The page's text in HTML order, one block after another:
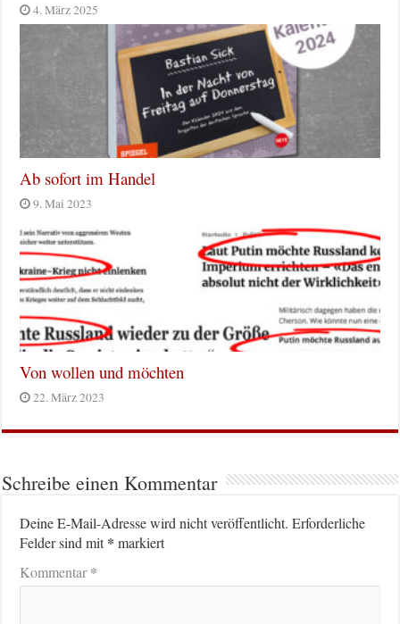
4. März 2025
Ab sofort im Handel
9. Mai 2023
Von wollen und möchten
22. März 2023
Schreibe einen Kommentar
Deine E-Mail-Adresse wird nicht veröffentlicht. Erforderliche
Felder sind mit* markiert
Kommentar*